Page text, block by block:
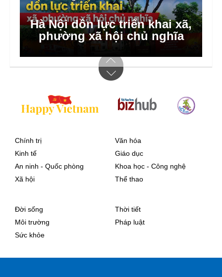
Hà Nội dồn lực triển khai xã,
phường xã hội chủ nghĩa
Chính trị
Kinh tế
An ninh - Quốc phòng
Xã hội
Văn hóa
Giáo dục
Khoa học - Công nghệ
Thể thao
Đời sống
Môi trường
Sức khỏe
Thời tiết
Pháp luật